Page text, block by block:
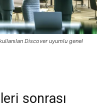
Discover uyumlu genel
sonrası